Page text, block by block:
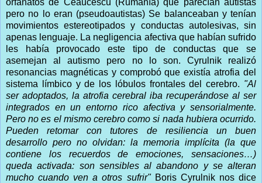
orfanatos de Ceaucescu (Rumanía) que parecían autistas
pero no lo eran (pseudoautistas) Se balanceaban y tenían
movimientos estereotipados y conductas autolesivas, sin
apenas lenguaje. La negligencia afectiva que habían sufrido
les había provocado este tipo de conductas que se
asemejan al autismo pero no lo son. Cyrulnik realizó
resonancias magnéticas y comprobó que existía atrofia del
sistema límbico y de los lóbulos frontales del cerebro. "Al
ser adoptados, la atrofia cerebral iba recuperándose al ser
integrados en un entorno rico afectiva y sensorialmente.
Pero no es el mismo cerebro como si nada hubiera ocurrido.
Pueden retomar con tutores de resiliencia un buen
desarrollo pero no olvidan: la memoria implícita (la que
contiene los recuerdos de emociones, sensaciones…)
queda activada: son sensibles al abandono y se alteran
mucho cuando ven a otros sufrir"Boris Cyrulnik nos dice